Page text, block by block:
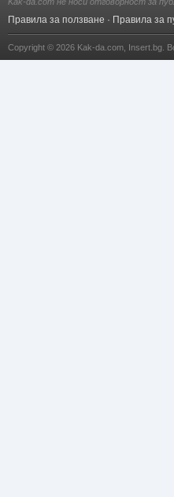
Правила за ползване · Правила за
Copyright © 2026 Kak-da.com Insert.bg .